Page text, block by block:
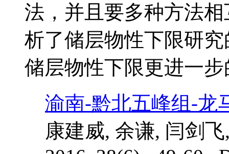
法，并且要多种方法
析了储层物性下限研
储层物性下限更进一
渝南-黔北五峰组-龙
康建威, 余谦, 闫剑